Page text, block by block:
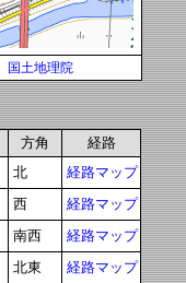
国土地理院
方角
経路
北
経路マップ
西
経路マップ
南西
経路マップ
北東
経路マップ